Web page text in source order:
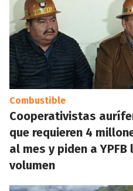
Combustible
Cooperativistas
que requieren 4
al mes y piden a
volumen